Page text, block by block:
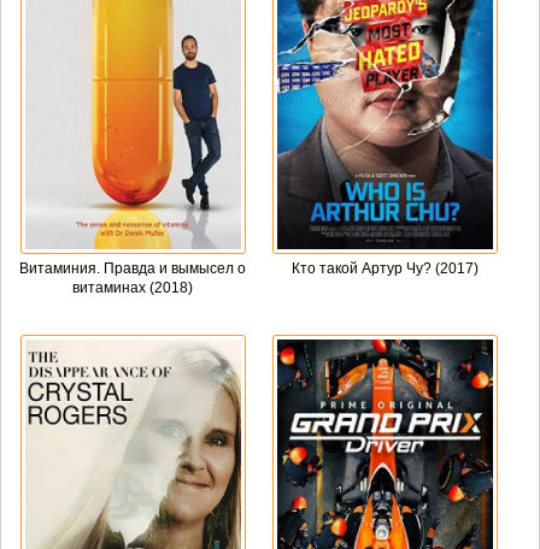
Витаминия. Правда и вымысел о
витаминах (2018)
Кто такой Артур Чу? (2017)